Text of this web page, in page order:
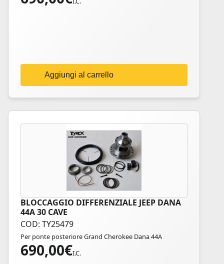
Aggiungi al carrello
BLOCCAGGIO DIFFERENZIALE JEEP DANA
44A 30 CAVE
COD: TY25479
Per ponte posteriore Grand Cherokee Dana 44A
690,00€I.C.